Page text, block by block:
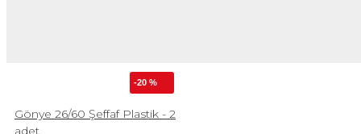
-20 %
Gönye 26/60 Şeffaf Plastik - 2
adet